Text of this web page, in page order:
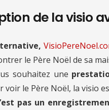
de la visio
le Père Noël de sa
souhaitez une
voir le Père Noël, la visio
pas un